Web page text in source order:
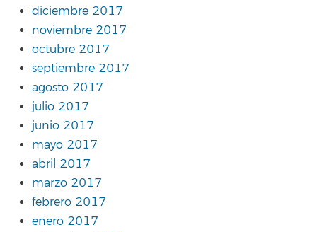
diciembre 2017
noviembre 2017
octubre 2017
septiembre 2017
agosto 2017
julio 2017
junio 2017
mayo 2017
abril 2017
marzo 2017
febrero 2017
enero 2017